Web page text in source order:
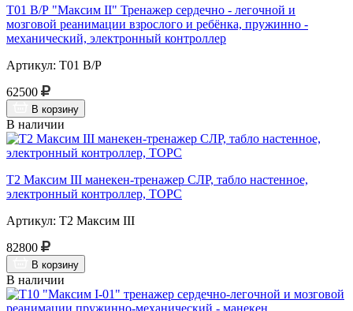
Т01 В/Р "Максим II" Тренажер сердечно - легочной и
мозговой реанимации взрослого и ребёнка, пружинно -
механический, электронный контроллер
Артикул: Т01 В/Р
62500
В корзину
В наличии
Т2 Максим III манекен-тренажер СЛР, табло настенное,
электронный контроллер, ТОРС
Артикул: Т2 Максим III
82800
В корзину
В наличии